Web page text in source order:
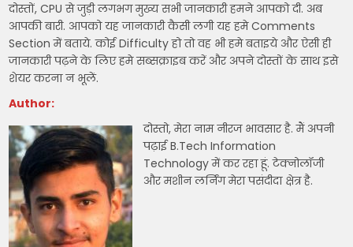
दोस्तों, CPU से जुड़ी लगभग मुख्य सभी जानकारी हमने आपको दी. अब
आपकी बारी. आपको यह जानकारी कैसी लगी यह हमे Comments
Section में बताये. कोई Difficulty हो तो वह भी हमे बताइये और ऐसी ही
जानकारी पढ़ने के लिए हमे सब्सक्राइब करें और अपने दोस्तों के साथ इसे
शेयर करना न भूलें.
Author:
दोस्तो, मेरा नाम नीरज भावसार है. मैं अपनी
पढ़ाई B.Tech Information
Technology में कर रहा हूं. टेक्नोलॉजी
और मशीन लर्निंग मेरा पसंदीदा क्षेत्र है.